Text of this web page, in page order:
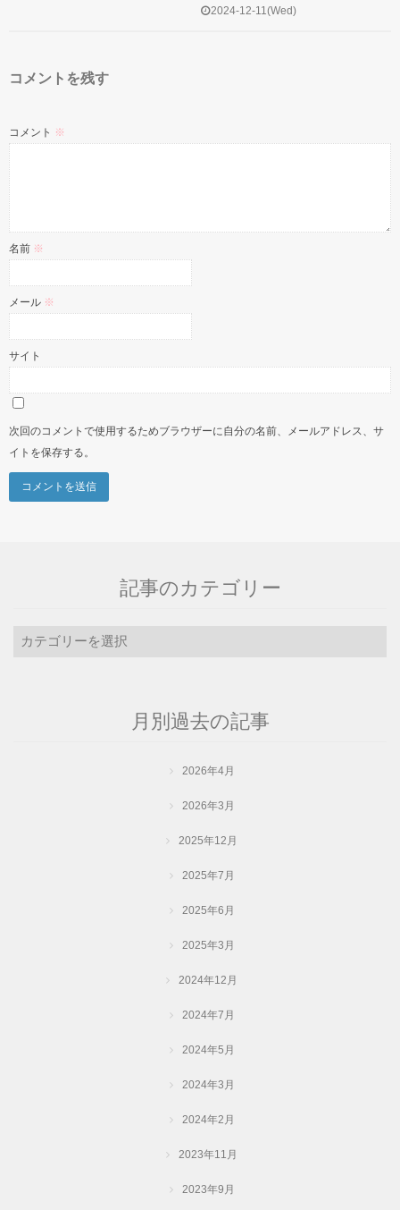
2024-12-11(Wed)
コメントを残す
コメント ※
名前 ※
メール ※
サイト
次回のコメントで使用するためブラウザーに自分の名前、メールアドレス、サ
イトを保存する。
記事のカテゴリー
記
月別過去の記事
2026年4月
2026年3月
2025年12月
2025年7月
2025年6月
2025年3月
2024年12月
2024年7月
2024年5月
2024年3月
2024年2月
2023年11月
2023年9月